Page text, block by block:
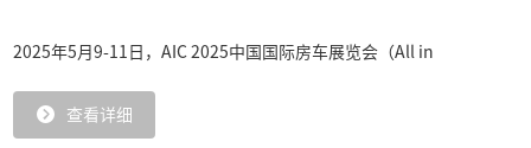
2025年5月9-11日，AIC 2025中国国际房车展览会（All in
查看详细